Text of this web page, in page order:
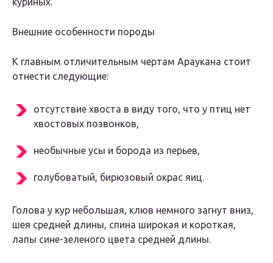
Внешние особенности породы
К главным отличительным чертам Араукана стоит
отнести следующие:
отсутствие хвоста в виду того, что у птиц нет
хвостовых позвонков,
необычные усы и борода из перьев,
голубоватый, бирюзовый окрас яиц.
Голова у кур небольшая, клюв немного загнут вниз,
шея средней длины, спина широкая и короткая,
лапы сине-зеленого цвета средней длины.